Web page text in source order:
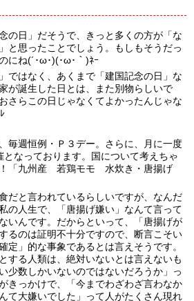
の日」だそうで、きっと多くの方が「な
と思ったことでしょう。もしもそうだっ
にね(´･ω･)(･ω･｀)ﾈｰ
ではなく、あくまで「建国記念の日」な
が誕生した日とは、また別物らしいで
さらこの日じゃなくてよかったんじゃな
毎週恒例・Ｐ３デー。さらに、月に一度
なっております。国について考えちゃ
！「九州産 若鶏モモ 水炊き・唐揚げ
だと言われているらしいですが、なんだ
の人生で、「唐揚げ嫌い」なんて言って
いんです。だからといって、「唐揚げが
るのは証明不十分ですので、断言こそい
定」的な事象であるとは言えそうです。
する人類は、絶対いないとは言えないも
少数しかいないのではないだろうか」っ
きっかけで、「今までわざわざ言わなか
て大嫌いでした」って人がたくさん現れ